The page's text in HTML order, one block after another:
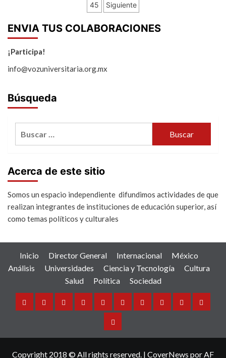
entradas
45
Siguiente
ENVIA TUS COLABORACIONES
¡Participa!
info@vozuniversitaria.org.mx
Búsqueda
Acerca de este sitio
Somos un espacio independiente difundimos actividades de que
realizan integrantes de instituciones de educación superior, así
como temas políticos y culturales
Inicio Director General Internacional
México
Análisis
Universidades Ciencia y Tecnología
Cultura
Salud
Política Sociedad
Inicio DirectorInternacional
MéxicoAnálisisUniversidades
CienciaCulturaSalud Política
Sociedad
Copyright 2018 © All rights reserved. | CoverNews por AF